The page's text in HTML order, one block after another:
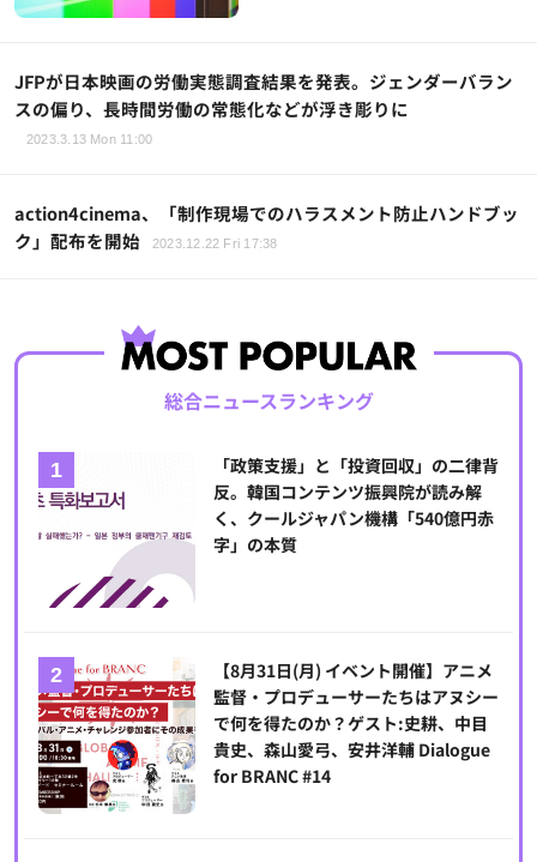
JFPが日本映画の労働実態調査結果を発表。ジェンダーバラン
スの偏り、長時間労働の常態化などが浮き彫りに
2023.3.13 Mon 11:00
action4cinema、「制作現場でのハラスメント防止ハンドブッ
ク」配布を開始
2023.12.22 Fri 17:38
総合ニュースランキング
「政策支援」と「投資回収」の二律背
反。韓国コンテンツ振興院が読み解
く、クールジャパン機構「540億円赤
字」の本質
【8月31日(月) イベント開催】アニメ
監督・プロデューサーたちはアヌシー
で何を得たのか？ゲスト:史耕、中目
貴史、森山愛弓、安井洋輔 Dialogue
for BRANC #14